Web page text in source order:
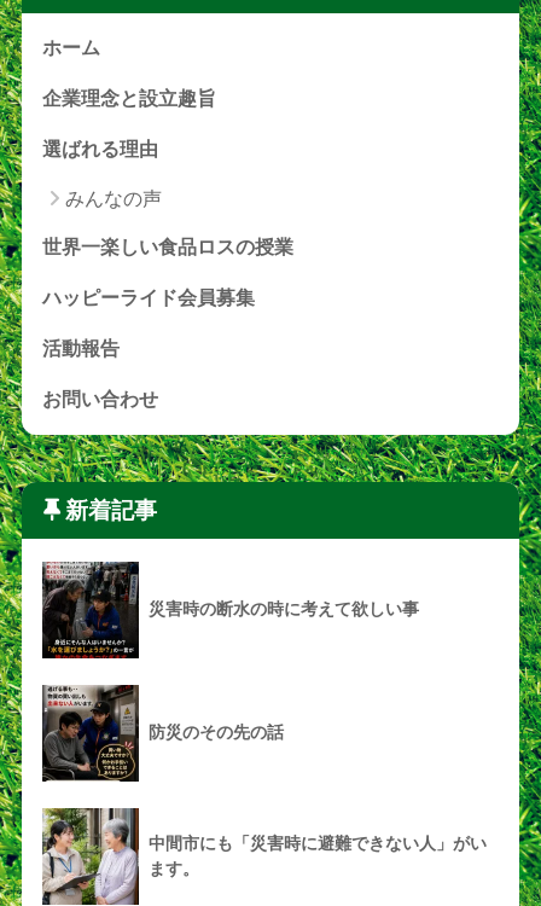
ホーム
企業理念と設立趣旨
選ばれる理由
みんなの声
世界一楽しい食品ロスの授業
ハッピーライド会員募集
活動報告
お問い合わせ
新着記事
災害時の断水の時に考えて欲しい事
防災のその先の話
中間市にも「災害時に避難できない人」がい
ます。